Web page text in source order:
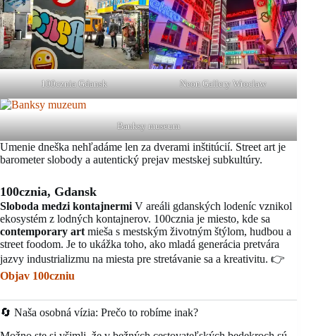
100cznia Gdansk Neon Gallery Wroclaw
Banksy museum
Umenie dneška nehľadáme len za dverami inštitúcií. Street art je
barometer slobody a autentický prejav mestskej subkultúry.
100cznia, Gdansk
Sloboda medzi kontajnermi V areáli gdanských lodeníc vznikol
ekosystém z lodných kontajnerov. 100cznia je miesto, kde sa
contemporary art mieša s mestským životným štýlom, hudbou a
street foodom. Je to ukážka toho, ako mladá generácia pretvára
jazvy industrializmu na miesta pre stretávanie sa a kreativitu. 👉
Objav 100czniu
🔄 Naša osobná vízia: Prečo to robíme inak?